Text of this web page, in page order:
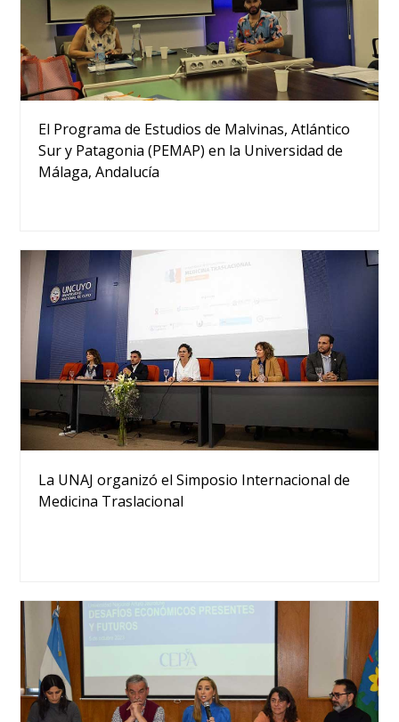
El Programa de Estudios de Malvinas, Atlántico
Sur y Patagonia (PEMAP) en la Universidad de
Málaga, Andalucía
La UNAJ organizó el Simposio Internacional de
Medicina Traslacional